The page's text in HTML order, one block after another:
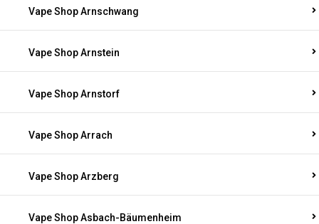
Vape Shop Arnschwang
Vape Shop Arnstein
Vape Shop Arnstorf
Vape Shop Arrach
Vape Shop Arzberg
Vape Shop Asbach-Bäumenheim